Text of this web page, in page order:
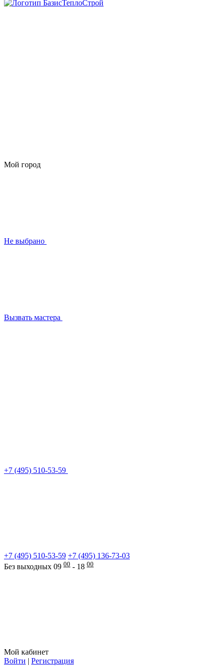
Мой город
Не выбрано
Вызвать мастера
+7 (495) 510-53-59
+7 (495) 510-53-59 +7 (495) 136-73-03
Без выходных 09 00 - 18 00
Мой кабинет
Войти | Регистрация